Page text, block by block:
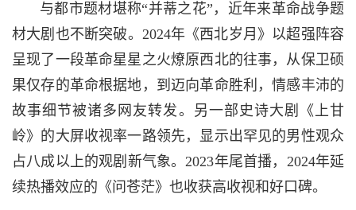
与都市题材堪称“并蒂之花”，近年来革命战争题
材大剧也不断突破。2024年《西北岁月》以超强阵容
呈现了一段革命星星之火燎原西北的往事，从保卫硕
果仅存的革命根据地，到迈向革命胜利，情感丰沛的
故事细节被诸多网友转发。另一部史诗大剧《上甘
岭》的大屏收视率一路领先，显示出罕见的男性观众
占八成以上的观剧新气象。2023年尾首播，2024年延
续热播效应的《问苍茫》也收获高收视和好口碑。